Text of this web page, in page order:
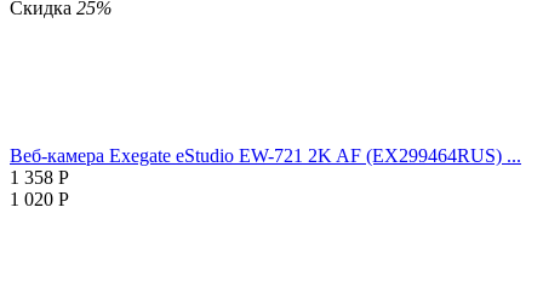
Скидка 25%
Веб-камера Exegate eStudio EW-721 2K AF (EX299464RUS) ...
1 358 Р
1 020 Р